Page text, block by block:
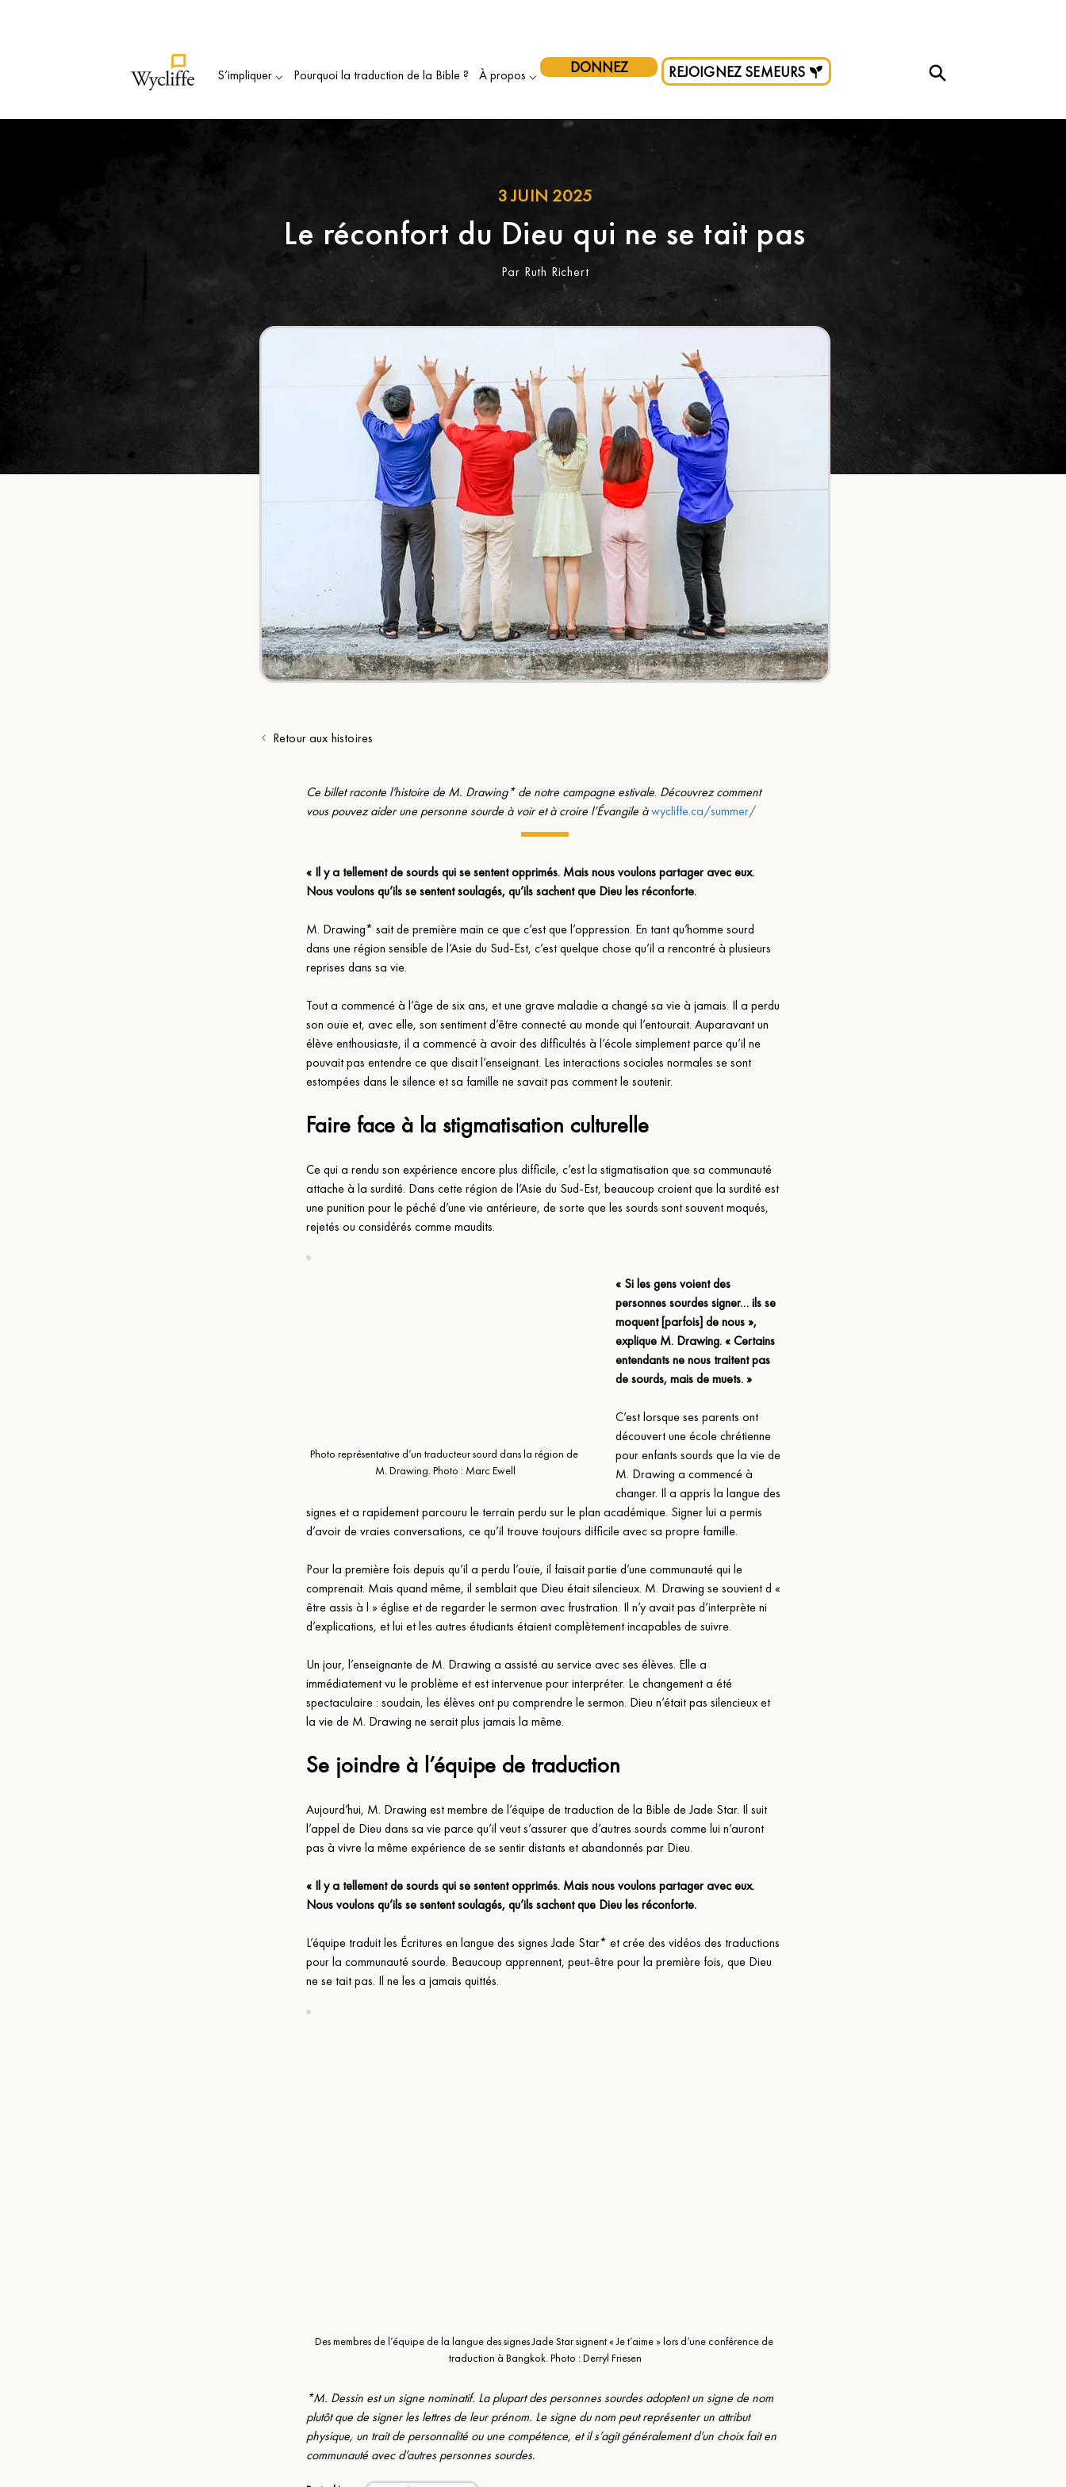
S’impliquer ⌵ Pourquoi la traduction de la Bible ? À propos ⌵ DONNEZ REJOIGNEZ SEMEURS
3 JUIN 2025
Le réconfort du Dieu qui ne se tait pas
Par Ruth Richert
Retour aux histoires
Ce billet raconte l’histoire de M. Drawing* de notre campagne estivale. Découvrez comment
vous pouvez aider une personne sourde à voir et à croire l’Évangile à wycliffe.ca/summer/
« Il y a tellement de sourds qui se sentent opprimés. Mais nous voulons partager avec eux.
Nous voulons qu’ils se sentent soulagés, qu’ils sachent que Dieu les réconforte.
M. Drawing* sait de première main ce que c’est que l’oppression. En tant qu’homme sourd
dans une région sensible de l’Asie du Sud-Est, c’est quelque chose qu’il a rencontré à plusieurs
reprises dans sa vie.
Tout a commencé à l’âge de six ans, et une grave maladie a changé sa vie à jamais. Il a perdu
son ouïe et, avec elle, son sentiment d’être connecté au monde qui l’entourait. Auparavant un
élève enthousiaste, il a commencé à avoir des difficultés à l’école simplement parce qu’il ne
pouvait pas entendre ce que disait l’enseignant. Les interactions sociales normales se sont
estompées dans le silence et sa famille ne savait pas comment le soutenir.
Faire face à la stigmatisation culturelle
Ce qui a rendu son expérience encore plus difficile, c’est la stigmatisation que sa communauté
attache à la surdité. Dans cette région de l’Asie du Sud-Est, beaucoup croient que la surdité est
une punition pour le péché d’une vie antérieure, de sorte que les sourds sont souvent moqués,
rejetés ou considérés comme maudits.
Photo représentative d’un traducteur sourd dans la région de
M. Drawing. Photo : Marc Ewell
« Si les gens voient des
personnes sourdes signer… ils se
moquent [parfois] de nous »,
explique M. Drawing. « Certains
entendants ne nous traitent pas
de sourds, mais de muets. »
C’est lorsque ses parents ont
découvert une école chrétienne
pour enfants sourds que la vie de
M. Drawing a commencé à
changer. Il a appris la langue des
signes et a rapidement parcouru le terrain perdu sur le plan académique. Signer lui a permis
d’avoir de vraies conversations, ce qu’il trouve toujours difficile avec sa propre famille.
Pour la première fois depuis qu’il a perdu l’ouïe, il faisait partie d’une communauté qui le
comprenait. Mais quand même, il semblait que Dieu était silencieux. M. Drawing se souvient d «
être assis à l » église et de regarder le sermon avec frustration. Il n’y avait pas d’interprète ni
d’explications, et lui et les autres étudiants étaient complètement incapables de suivre.
Un jour, l’enseignante de M. Drawing a assisté au service avec ses élèves. Elle a
immédiatement vu le problème et est intervenue pour interpréter. Le changement a été
spectaculaire : soudain, les élèves ont pu comprendre le sermon. Dieu n’était pas silencieux et
la vie de M. Drawing ne serait plus jamais la même.
Se joindre à l’équipe de traduction
Aujourd’hui, M. Drawing est membre de l’équipe de traduction de la Bible de Jade Star. Il suit
l’appel de Dieu dans sa vie parce qu’il veut s’assurer que d’autres sourds comme lui n’auront
pas à vivre la même expérience de se sentir distants et abandonnés par Dieu.
« Il y a tellement de sourds qui se sentent opprimés. Mais nous voulons partager avec eux.
Nous voulons qu’ils se sentent soulagés, qu’ils sachent que Dieu les réconforte.
L’équipe traduit les Écritures en langue des signes Jade Star* et crée des vidéos des traductions
pour la communauté sourde. Beaucoup apprennent, peut-être pour la première fois, que Dieu
ne se tait pas. Il ne les a jamais quittés.
Des membres de l’équipe de la langue des signes Jade Star signent « Je t’aime » lors d’une conférence de
traduction à Bangkok. Photo : Derryl Friesen
*M. Dessin est un signe nominatif. La plupart des personnes sourdes adoptent un signe de nom
plutôt que de signer les lettres de leur prénom. Le signe du nom peut représenter un attribut
physique, un trait de personnalité ou une compétence, et il s’agit généralement d’un choix fait en
communauté avec d’autres personnes sourdes.